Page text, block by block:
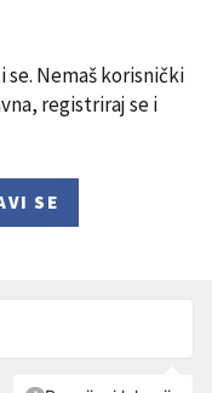
Nemaš korisnički
registriraj se i
SE